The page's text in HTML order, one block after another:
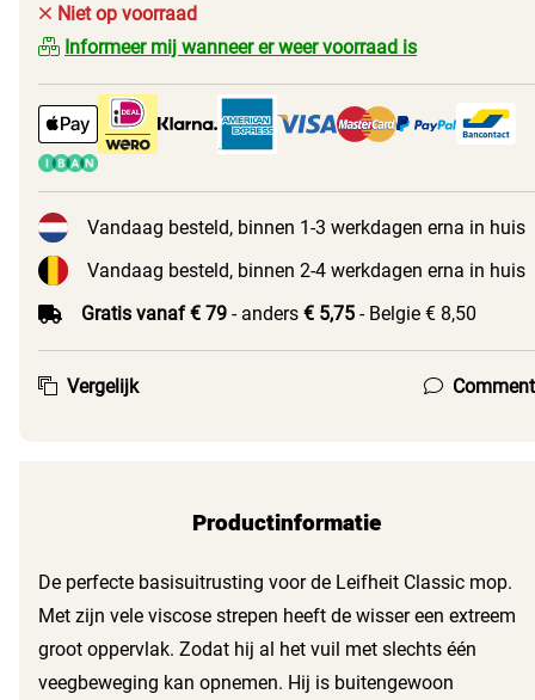
Niet op voorraad
Informeer mij wanneer er weer voorraad is
Vandaag besteld, binnen 1-3 werkdagen erna in huis
Vandaag besteld, binnen 2-4 werkdagen erna in huis
Gratis vanaf € 79 - anders € 5,75 - Belgie € 8,50
Vergelijk Comment
Productinformatie
De perfecte basisuitrusting voor de Leifheit Classic mop.
Met zijn vele viscose strepen heeft de wisser een extreem
groot oppervlak. Zodat hij al het vuil met slechts één
veegbeweging kan opnemen. Hij is buitengewoon